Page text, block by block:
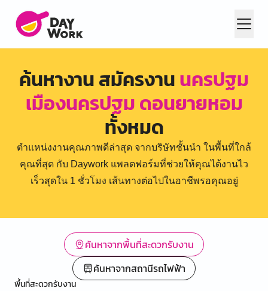
ค้นหางาน สมัครงานนครปฐม
เมืองนครปฐม ดอนยายหอม
ทั้งหมด
ตำแหน่งงานคุณภาพดีล่าสุด จากบริษัทชั้นนำ ในพื้นที่ใกล้
คุณที่สุด กับ Daywork แพลตฟอร์มที่ช่วยให้คุณได้งานไว
เร็วสุดใน 1 ชั่วโมง เส้นทางต่อไปในอาชีพรอคุณอยู่
ค้นหาจากพื้นที่สะดวกรับงาน
ค้นหาจากสถานีรถไฟฟ้า
พื้นที่สะดวกรับงาน